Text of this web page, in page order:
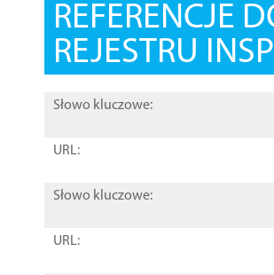
REFERENCJE
REJESTRU
Słowo kluczowe:
URL:
Słowo kluczowe:
URL: